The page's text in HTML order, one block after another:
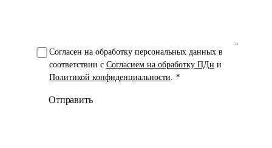
Согласен на обработку персональных данных в
соответствии с Согласием на обработку ПДн и
Политикой конфиденциальности
*
Отправить